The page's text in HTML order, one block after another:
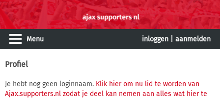
Menu inloggen aanmelden
Profiel
Je hebt nog geen loginnaam. Klik hier om nu lid te worden van
Ajax.supporters.nl zodat je deel kan nemen aan alles wat hier te